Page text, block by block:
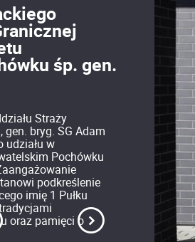
śp. gen.
Straży
bryg. SG Adam
udziału w
Pochówku
podkreślenie
imię 1 Pułku
oraz pamięci o